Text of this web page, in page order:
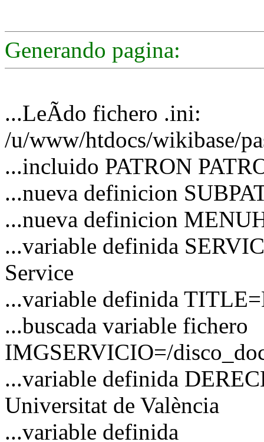
Generando pagina:
...LeÃ­do fichero .ini:
/u/www/htdocs/wikibase/
...incluido PATRON
...nueva definicion
...nueva definicion
...variable definida
Service
...variable definida
...buscada variable fichero
IMGSERVICIO=/
...variable definida
Universitat de València
...variable definida